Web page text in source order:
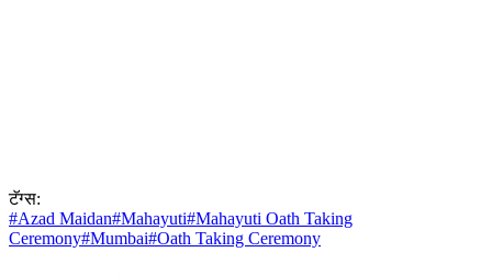
टॅग्स:
#Azad Maidan#Mahayuti#Mahayuti Oath Taking
Ceremony#Mumbai#Oath Taking Ceremony